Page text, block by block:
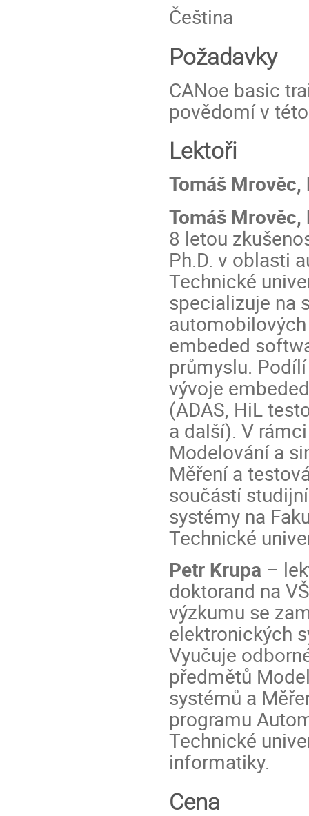
Čeština
Požadavky
CANoe basic
povědomí v
Lektoři
Tomáš Mrověc,
Tomáš Mrověc,
8 letou
Ph.D. v oblasti
Technické
specializuje na
embeded
průmyslu.
vývoje
(ADAS, HiL
a další). V
Modelování a
Měření a
součástí
systémy na
Technické
Petr Krupa –
doktorand na
výzkumu se
elektronických
Vyučuje
předmětů
systémů a
programu
Technické
informatiky.
Cena